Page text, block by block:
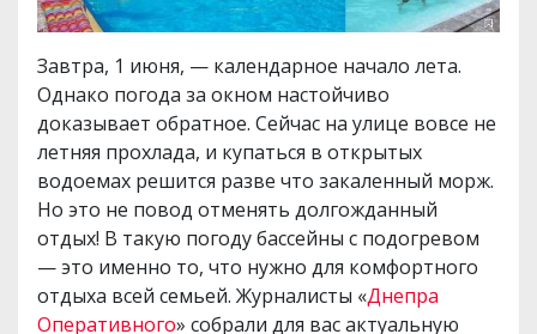
Завтра, 1 июня, — календарное начало лета.
Однако погода за окном настойчиво
доказывает обратное. Сейчас на улице вовсе не
летняя прохлада, и купаться в открытых
водоемах решится разве что закаленный морж.
Но это не повод отменять долгожданный
отдых! В такую погоду бассейны с подогревом
— это именно то, что нужно для комфортного
отдыха всей семьей. Журналисты «Днепра
Оперативного» собрали для вас актуальную